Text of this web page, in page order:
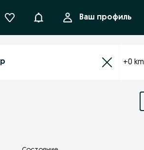
УведомленияВаш профиль
+0 km